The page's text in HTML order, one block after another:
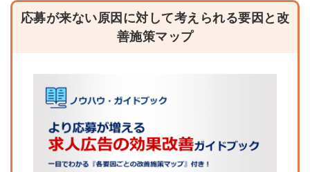
応募が来ない原因に対して考えられる要因と改
善施策マップ